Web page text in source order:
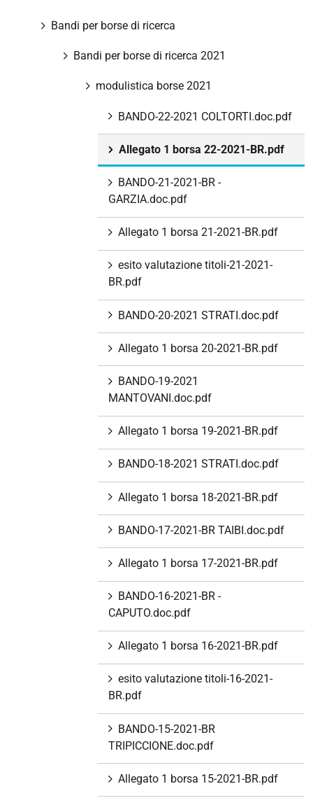
Bandi per borse di ricerca
Bandi per borse di ricerca 2021
modulistica borse 2021
BANDO-22-2021 COLTORTI.doc.pdf
Allegato 1 borsa 22-2021-BR.pdf
BANDO-21-2021-BR -
GARZIA.doc.pdf
Allegato 1 borsa 21-2021-BR.pdf
esito valutazione titoli-21-2021-
BR.pdf
BANDO-20-2021 STRATI.doc.pdf
Allegato 1 borsa 20-2021-BR.pdf
BANDO-19-2021
MANTOVANI.doc.pdf
Allegato 1 borsa 19-2021-BR.pdf
BANDO-18-2021 STRATI.doc.pdf
Allegato 1 borsa 18-2021-BR.pdf
BANDO-17-2021-BR TAIBI.doc.pdf
Allegato 1 borsa 17-2021-BR.pdf
BANDO-16-2021-BR -
CAPUTO.doc.pdf
Allegato 1 borsa 16-2021-BR.pdf
esito valutazione titoli-16-2021-
BR.pdf
BANDO-15-2021-BR
TRIPICCIONE.doc.pdf
Allegato 1 borsa 15-2021-BR.pdf